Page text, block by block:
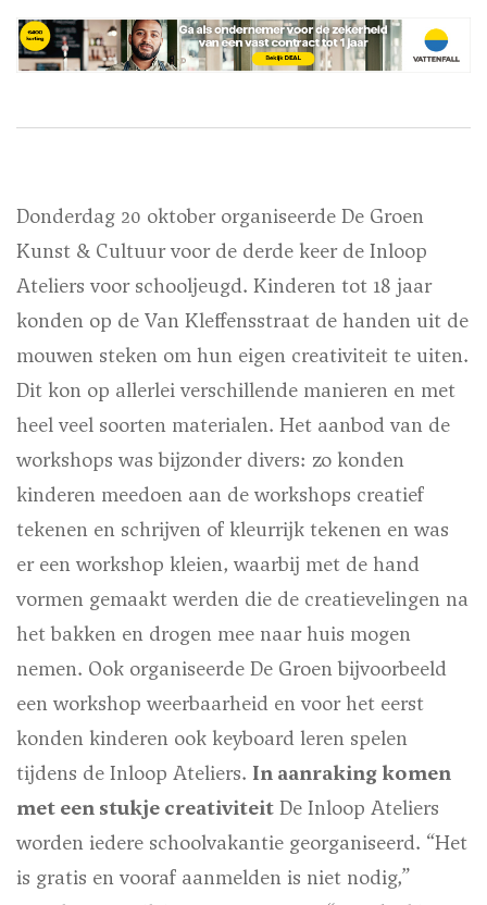
Donderdag 20 oktober organiseerde De Groen
Kunst & Cultuur voor de derde keer de Inloop
Ateliers voor schooljeugd. Kinderen tot 18 jaar
konden op de Van Kleffensstraat de handen uit de
mouwen steken om hun eigen creativiteit te uiten.
Dit kon op allerlei verschillende manieren en met
heel veel soorten materialen. Het aanbod van de
workshops was bijzonder divers: zo konden
kinderen meedoen aan de workshops creatief
tekenen en schrijven of kleurrijk tekenen en was
er een workshop kleien, waarbij met de hand
vormen gemaakt werden die de creatievelingen na
het bakken en drogen mee naar huis mogen
nemen. Ook organiseerde De Groen bijvoorbeeld
een workshop weerbaarheid en voor het eerst
konden kinderen ook keyboard leren spelen
tijdens de Inloop Ateliers. In aanraking komen
met een stukje creativiteit De Inloop Ateliers
worden iedere schoolvakantie georganiseerd. “Het
is gratis en vooraf aanmelden is niet nodig,”